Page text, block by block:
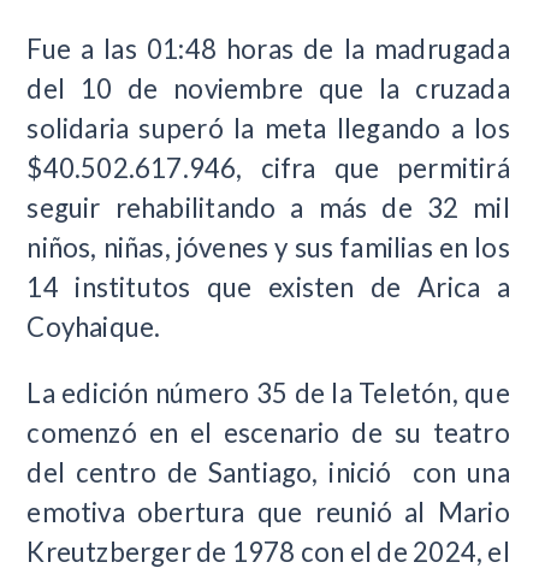
Fue a las 01:48 horas de la madrugada
del 10 de noviembre que la cruzada
solidaria superó la meta llegando a los
$40.502.617.946, cifra que permitirá
seguir rehabilitando a más de 32 mil
niños, niñas, jóvenes y sus familias en los
14 institutos que existen de Arica a
Coyhaique.
La edición número 35 de la Teletón, que
comenzó en el escenario de su teatro
del centro de Santiago, inició con una
emotiva obertura que reunió al Mario
Kreutzberger de 1978 con el de 2024, el